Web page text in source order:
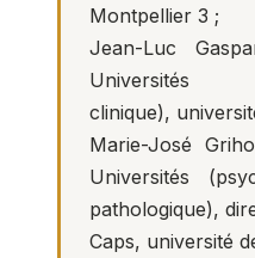
Montpellier 3 ;
Jean-Luc
Universités
clinique),
Marie-José
Universités
pathologique),
Caps, université